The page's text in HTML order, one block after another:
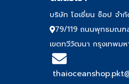
บริษัท โอเชี่ยน ช็อป จำ
79/119 ถนนพุทธมณฑ
เขตทวีวัฒนา กรุงเทพมห